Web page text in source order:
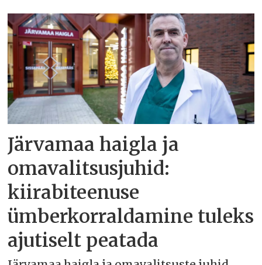
Järvamaa haigla ja
omavalitsusjuhid:
kiirabiteenuse
ümberkorraldamine tuleks
ajutiselt peatada